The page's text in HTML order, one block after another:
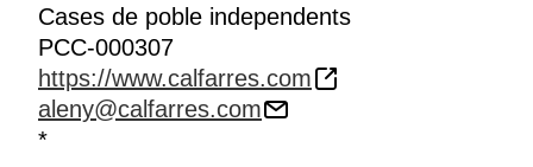
Cases de poble independents
PCC-000307
https://www.calfarres.com
aleny@calfarres.com
*